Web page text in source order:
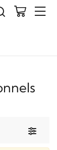
Toggle